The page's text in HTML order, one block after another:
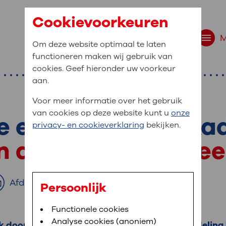
navigatie
bent u naar op
Bloedafname,MijnOLVG,Uw bezoek aan OLVG
medische gegevens
In MijnOLVG kunt u uw medische
het u uitkomt. OLVG breidt MijnOLVG
epidurale
de zenuwen bij
Afdrukken
Cookievoorkeuren
Om deze website optimaal te laten
functioneren maken wij gebruik van
cookies. Geef hieronder uw voorkeur
aan.
Voor meer informatie over het gebruik
van cookies op deze website kunt u onze
privacy- en cookieverklaring bekijken.
Persoonlijk
Functionele cookies
Analyse cookies (anoniem)